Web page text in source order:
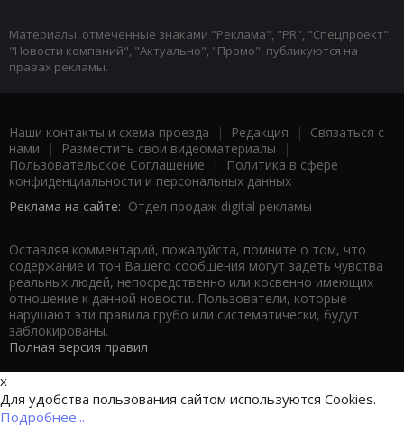
Материалы, отмеченные знаками "Реклама", "PR", "Спецпроект",
"Новости компаний", "Актуально", "Промо", публикуются на
правах рекламы.
Наши контакты и схема проезда | Редакция | Связаться с
нами | Разместить свои видеоматериалы |
Пользовательское Соглашение |
Политика в сфере
конфиденциальности и персональных данных
Реклама на сайте: Отдел продаж digital рекламы
Оставляя комментарий, пожалуйста, помните о том, что
содержание и тон Вашего сообщения могут задеть чувства
реальных людей, непосредственно или косвенно имеющих
отношение к данной новости. Пользователи, которые
нарушают эти правила грубо или систематически, будут
заблокированы.
Полная версия правил
x
Для удобства пользования сайтом используются Cookies.
Подробнее...